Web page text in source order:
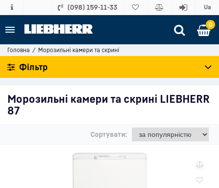
(098) 159-11-33 Ua
0
Головна Морозильні камери та скрині
Фільтр
Морозильні камери та скрині LIEBHERR
87
Сортувати: